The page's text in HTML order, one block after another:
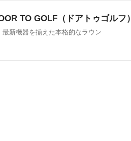
TO GOLF（ドアトゥゴルフ）
新機器を揃えた本格的なラウン